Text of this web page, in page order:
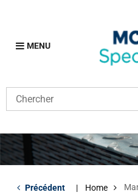
MENU
Précédent Home